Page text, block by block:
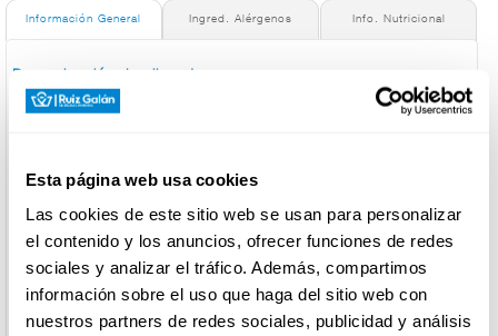
Esta página web usa cookies
Las cookies de este sitio web se usan para personalizar
el contenido y los anuncios, ofrecer funciones de redes
sociales y analizar el tráfico. Además, compartimos
información sobre el uso que haga del sitio web con
nuestros partners de redes sociales, publicidad y análisis
FRUTAS Y
DROGUERÍA
PERFUMERÍA
Información General Ingred. Alérgenos Info. Nutricional
Denominación de alimento:
Cerveza ESTRELLA GALICIA Especial Mini Pack de 12
Botellas de 20cl.
Nombre del Operador:
Dirección del Operador:
José María Rivera Corral, 6, 15008 A Coruña
Cantidad Neta:
5,5º